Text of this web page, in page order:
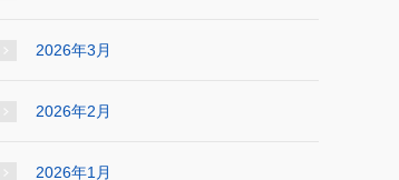
2026年3月
2026年2月
2026年1月